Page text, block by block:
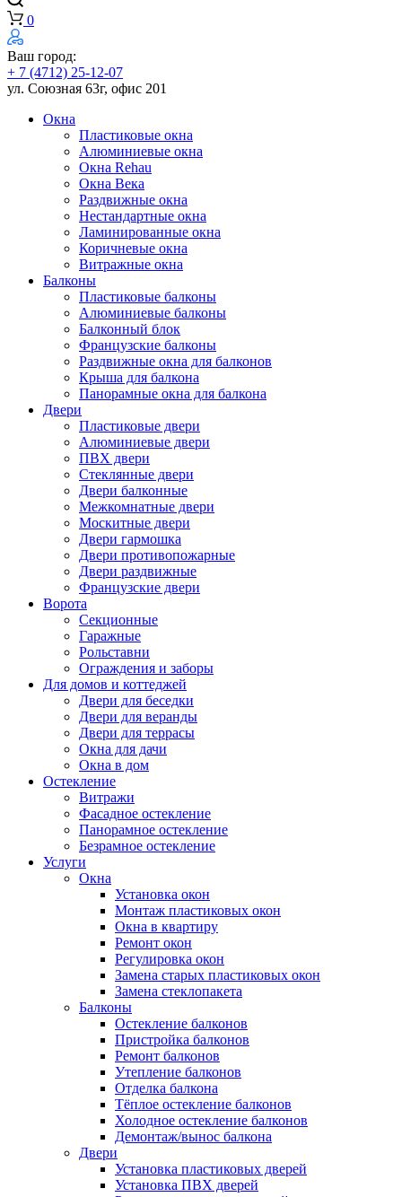
0
Ваш город:
+ 7 (4712) 25-12-07
ул. Союзная 63г, офис 201
Окна
Пластиковые окна
Алюминиевые окна
Окна Rehau
Окна Века
Раздвижные окна
Нестандартные окна
Ламинированные окна
Коричневые окна
Витражные окна
Балконы
Пластиковые балконы
Алюминиевые балконы
Балконный блок
Французские балконы
Раздвижные окна для балконов
Крыша для балкона
Панорамные окна для балкона
Двери
Пластиковые двери
Алюминиевые двери
ПВХ двери
Стеклянные двери
Двери балконные
Межкомнатные двери
Москитные двери
Двери гармошка
Двери противопожарные
Двери раздвижные
Французские двери
Ворота
Секционные
Гаражные
Рольставни
Ограждения и заборы
Для домов и коттеджей
Двери для беседки
Двери для веранды
Двери для террасы
Окна для дачи
Окна в дом
Остекление
Витражи
Фасадное остекление
Панорамное остекление
Безрамное остекление
Услуги
Окна
Установка окон
Монтаж пластиковых окон
Окна в квартиру
Ремонт окон
Регулировка окон
Замена старых пластиковых окон
Замена стеклопакета
Балконы
Остекление балконов
Пристройка балконов
Ремонт балконов
Утепление балконов
Отделка балкона
Тёплое остекление балконов
Холодное остекление балконов
Демонтаж/вынос балкона
Двери
Установка пластиковых дверей
Установка ПВХ дверей